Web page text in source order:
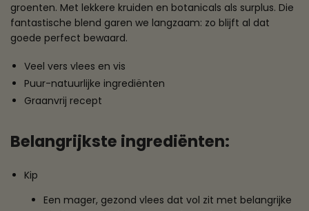
groenten. Met lekkere kruiden en botanicals als surplus. Die
fantastische blend garen we langzaam: zo blijft al dat
goede perfect bewaard.
Veel vers vlees en vis
Puur-natuurlijke ingrediënten
Graanvrij recept
Belangrijkste ingrediënten:
Kip
Een mager, gezond vlees dat vol zit met belangrijke